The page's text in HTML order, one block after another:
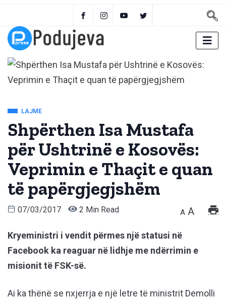
LAJME
Shpërthen Isa Mustafa
për Ushtrinë e Kosovës:
Veprimin e Thaçit e quan
të papërgjegjshëm
07/03/2017 2 Min Read A A
Kryeministri i vendit përmes një statusi në
Facebook ka reaguar në lidhje me ndërrimin e
misionit të FSK-së.
Ai ka thënë se nxjerrja e një letre të ministrit Demolli